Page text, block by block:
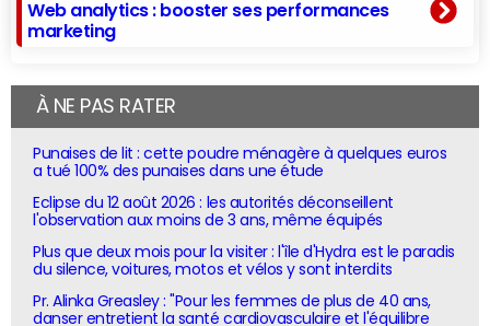
Web analytics : booster ses performances
marketing
À NE PAS RATER
Punaises de lit : cette poudre ménagère à quelques euros
a tué 100% des punaises dans une étude
Eclipse du 12 août 2026 : les autorités déconseillent
l'observation aux moins de 3 ans, même équipés
Plus que deux mois pour la visiter : l'île d'Hydra est le paradis
du silence, voitures, motos et vélos y sont interdits
Pr. Alinka Greasley : "Pour les femmes de plus de 40 ans,
danser entretient la santé cardiovasculaire et l'équilibre